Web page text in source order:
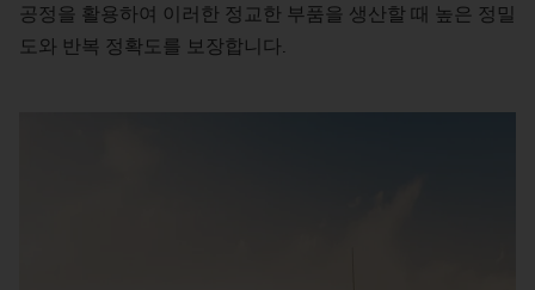
공정을 활용하여 이러한 정교한 부품을 생산할 때 높은 정밀
도와 반복 정확도를 보장합니다.